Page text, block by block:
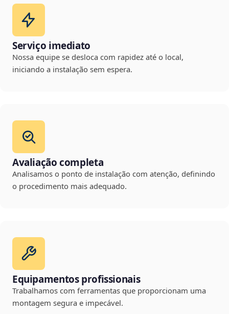
Serviço imediato
Nossa equipe se desloca com rapidez até o local,
iniciando a instalação sem espera.
Avaliação completa
Analisamos o ponto de instalação com atenção, definindo
o procedimento mais adequado.
Equipamentos profissionais
Trabalhamos com ferramentas que proporcionam uma
montagem segura e impecável.